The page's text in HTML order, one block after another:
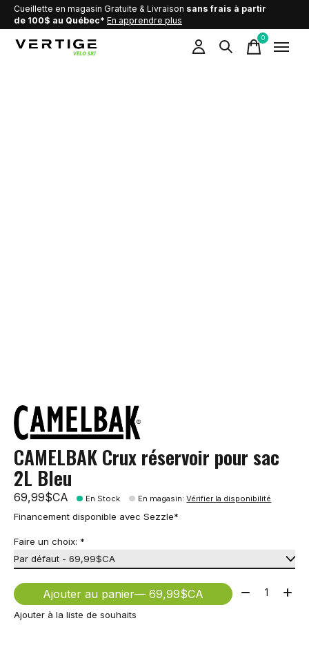
Cueillette en magasin Gratuite & Livraison sans frais à partir
de 100$ au Québec* En apprendre plus
0items
CAMELBAK Crux réservoir pour sac
2L Bleu
69,99$CA En Stock En magasin:Vérifier la disponibilité
Financement disponible avec Sezzle*
Faire un choix: *
Ajouter au panier — 69,99$CA Quantité:
Ajouter à la liste de souhaits